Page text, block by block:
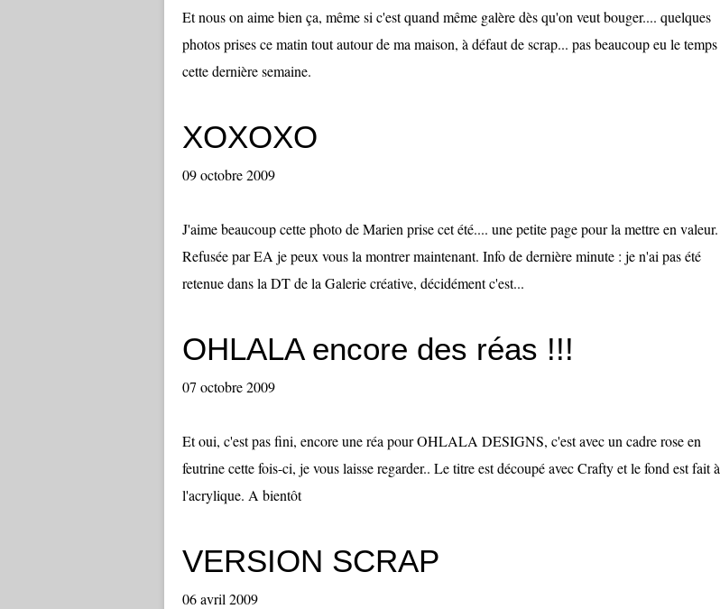
Et nous on aime bien ça, même si c'est quand même galère dès qu'on veut bouger.... quelques
photos prises ce matin tout autour de ma maison, à défaut de scrap... pas beaucoup eu le temps
cette dernière semaine.
XOXOXO
09 octobre 2009
J'aime beaucoup cette photo de Marien prise cet été.... une petite page pour la mettre en valeur.
Refusée par EA je peux vous la montrer maintenant. Info de dernière minute : je n'ai pas été
retenue dans la DT de la Galerie créative, décidément c'est...
OHLALA encore des réas !!!
07 octobre 2009
Et oui, c'est pas fini, encore une réa pour OHLALA DESIGNS, c'est avec un cadre rose en
feutrine cette fois-ci, je vous laisse regarder.. Le titre est découpé avec Crafty et le fond est fait à
l'acrylique. A bientôt
VERSION SCRAP
06 avril 2009